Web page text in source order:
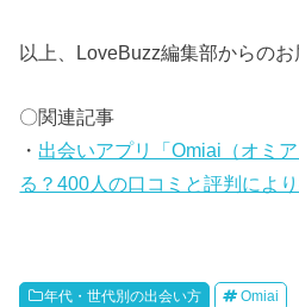
以上、LoveBuzz編集部からのお
〇関連記事
・ 出会いアプリ「Omiai（オミ
る？400人の口コミと評判によ
年代・世代別の出会い方 Omiai